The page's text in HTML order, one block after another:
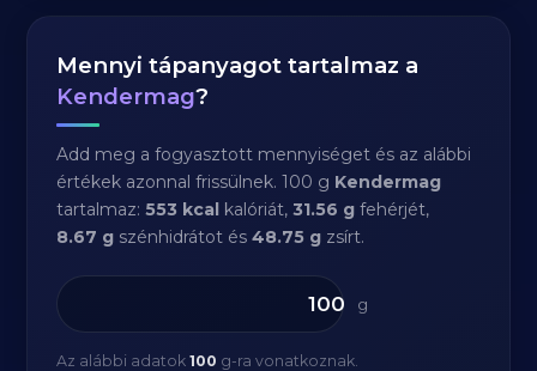
Mennyi tápanyagot tartalmaz a
Kendermag?
Add meg a fogyasztott mennyiséget és az alábbi
értékek azonnal frissülnek. 100 g Kendermag
tartalmaz:553 kcal kalóriát,31.56 g fehérjét,
8.67 g szénhidrátot és48.75 g zsírt.
g
Az alábbi adatok100 g-ra vonatkoznak.